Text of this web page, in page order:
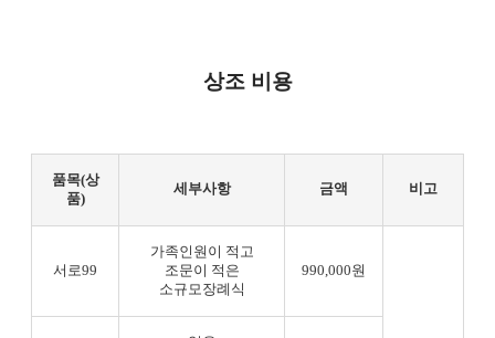
상조 비용
품목(상
품)
세부사항 금액 비고
서로99
가족인원이 적고
조문이 적은
소규모장례식
990,000원